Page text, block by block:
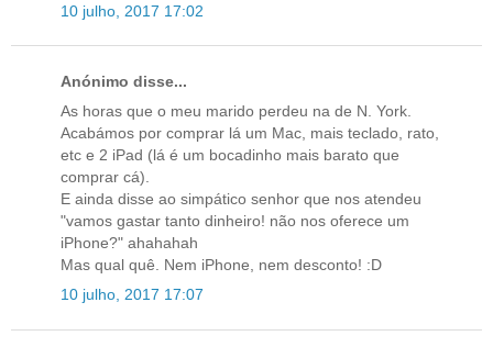
10 julho, 2017 17:02
Anónimo disse...
As horas que o meu marido perdeu na de N. York.
Acabámos por comprar lá um Mac, mais teclado, rato,
etc e 2 iPad (lá é um bocadinho mais barato que
comprar cá).
E ainda disse ao simpático senhor que nos atendeu
"vamos gastar tanto dinheiro! não nos oferece um
iPhone?" ahahahah
Mas qual quê. Nem iPhone, nem desconto! :D
10 julho, 2017 17:07